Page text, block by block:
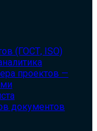
(ГОСТ, ISO)
проектов —
документов